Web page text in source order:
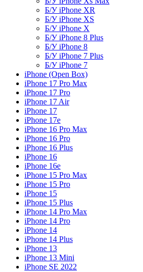
Б/У iPhone XR
Б/У iPhone XS
Б/У iPhone X
Б/У iPhone 8 Plus
Б/У iPhone 8
Б/У iPhone 7 Plus
Б/У iPhone 7
iPhone (Open Box)
iPhone 17 Pro Max
iPhone 17 Pro
iPhone 17 Air
iPhone 17
iPhone 17e
iPhone 16 Pro Max
iPhone 16 Pro
iPhone 16 Plus
iPhone 16
iPhone 16e
iPhone 15 Pro Max
iPhone 15 Pro
iPhone 15
iPhone 15 Plus
iPhone 14 Pro Max
iPhone 14 Pro
iPhone 14
iPhone 14 Plus
iPhone 13
iPhone 13 Mini
iPhone SE 2022